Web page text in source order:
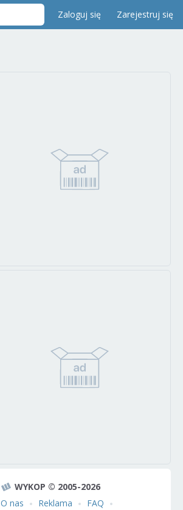
Zaloguj się Zarejestruj się
WYKOP © 2005-2026
O nas
Reklama
FAQ